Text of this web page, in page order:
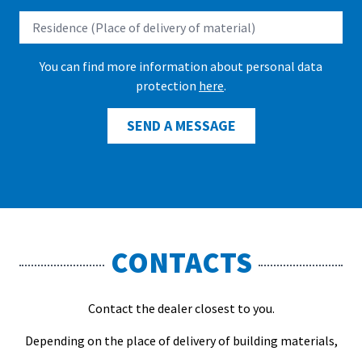
You can find more information about personal data
protection here.
SEND A MESSAGE
CONTACTS
Contact the dealer closest to you.
Depending on the place of delivery of building materials,